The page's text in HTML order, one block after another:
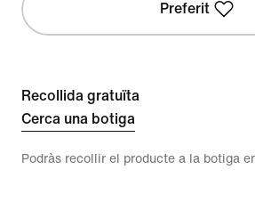
Preferit
Recollida gratuïta
Cerca una botiga
Podràs recollir el producte a la botiga